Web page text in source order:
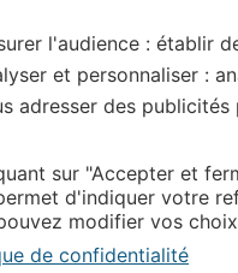
l'audience : établir
et personnaliser :
adresser des
sur "Accepter et
d'indiquer votre
modifier vos
de confidentialité
ou le
merci de contacter